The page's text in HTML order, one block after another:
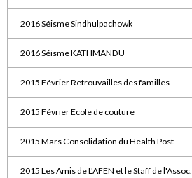
2016 Séisme Sindhulpachowk
2016 Séisme KATHMANDU
2015 Février Retrouvailles des familles
2015 Février Ecole de couture
2015 Mars Consolidation du Health Post
2015 Les Amis de L'AFEN et le Staff de l'Assoc.